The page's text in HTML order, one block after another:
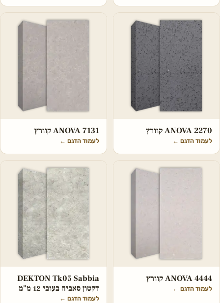
ANOVA 2270 קוורץ
לעמוד הדגם ←
ANOVA 7131 קוורץ
לעמוד הדגם ←
ANOVA 4444 קוורץ
לעמוד הדגם ←
DEKTON Tk05 Sabbia
דקטון סאביה בעובי 12 מ"מ
לעמוד הדגם ←